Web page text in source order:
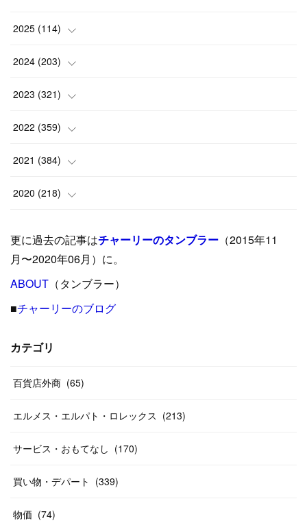
2025 (114)
(1)
(8)
(6)
(9 )
( 5 )
( 15
(24)
(8 )
(17
(12)
2024 (203)
(24)
(10)
(18)
(17)
)
(12)
19)
(13
(14)
2023 (321)
(25)
(17)
(35)
(33 )
(26)
27)
(29
(24)
(26
2022 (359)
(42)
(37)
(31)
(31)
31
(26
(20)
(14
(46
2021 (384)
(9)
(39)
( 23)
40
(55
(38)
(20
(31
58)
10
2020 (218)
(24)
( 42)
(33
(46)
(20
更に過去の記事はチャーリーのタンブラー （2015年11
月〜2020年06月）に。
ABOUT （タンブラー）
■チャーリーのブログ
カテゴリ
百貨店外商 (65)
エルメス・エルパト・ロレックス (213)
サービス・おもてなし (170)
買い物・デパート (339)
物価 (74)